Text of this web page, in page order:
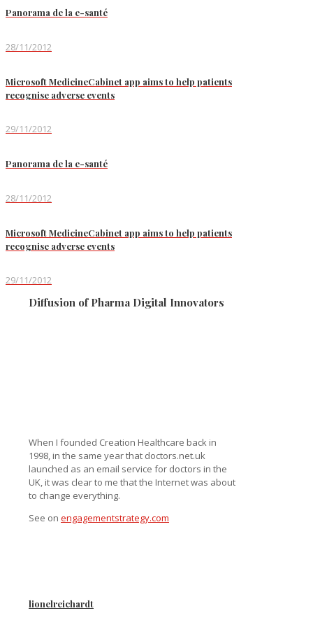
Panorama de la e-santé
28/11/2012
Microsoft MedicineCabinet app aims to help patients
recognise adverse events
29/11/2012
Panorama de la e-santé
28/11/2012
Microsoft MedicineCabinet app aims to help patients
recognise adverse events
29/11/2012
Diffusion of Pharma Digital Innovators
When I founded Creation Healthcare back in
1998, in the same year that doctors.net.uk
launched as an email service for doctors in the
UK, it was clear to me that the Internet was about
to change everything.
See on engagementstrategy.com
lionelreichardt